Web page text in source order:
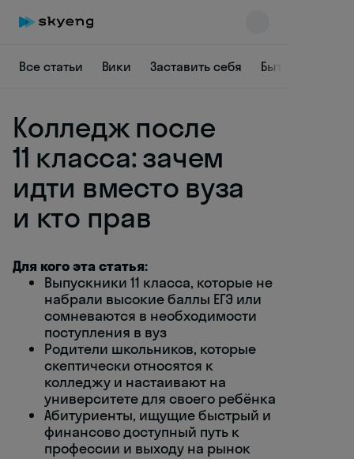
Все статьи Вики Заставить себя Быть в курсе
Колледж после
11 класса: зачем
идти вместо вуза
и кто прав
Для кого эта статья:
Выпускники 11 класса, которые не
набрали высокие баллы ЕГЭ или
сомневаются в необходимости
поступления в вуз
Родители школьников, которые
скептически относятся к
колледжу и настаивают на
университете для своего ребёнка
Абитуриенты, ищущие быстрый и
финансово доступный путь к
профессии и выходу на рынок
online